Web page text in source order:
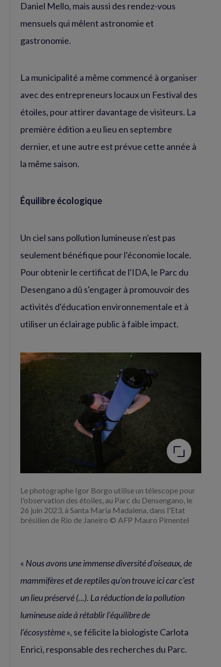
Daniel Mello, mais aussi des rendez-vous
mensuels qui mêlent astronomie et
gastronomie.
La municipalité a même commencé à organiser
avec des entrepreneurs locaux un Festival des
étoiles, pour attirer davantage de visiteurs. La
première édition a eu lieu en septembre
dernier, et une autre est prévue cette année à
la même saison.
Équilibre écologique
Un ciel sans pollution lumineuse n'est pas
seulement bénéfique pour l'économie locale.
Pour obtenir le certificat de l'IDA, le Parc du
Desengano a dû s'engager à promouvoir des
activités d'éducation environnementale et à
utiliser un éclairage public à faible impact.
Agrandir
l'image
Le photographe Igor Borgo utilise un télescope pour
l'observation des étoiles, au Parc du Densengano, le
26 juin 2023, à Santa Maria Madalena, dans l'Etat
brésilien de Rio de Janeiro © AFP Mauro Pimentel
« Nous avons une immense diversité d'oiseaux, de
mammifères et de reptiles qu'on trouve ici car c'est
un lieu préservé (...). La réduction de la pollution
lumineuse aide à rétablir l'équilibre de
l'écosystème», se félicite la biologiste Carlota
Enrici, responsable des recherches du Parc.